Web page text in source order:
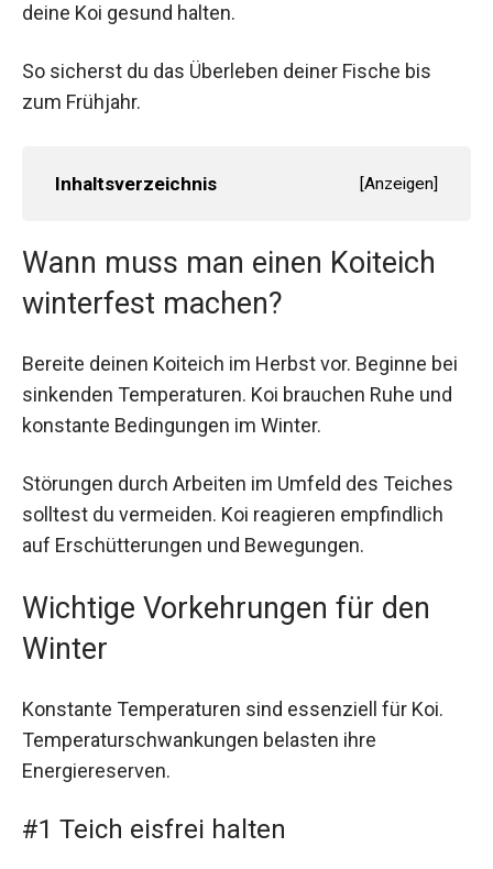
deine Koi gesund halten.
So sicherst du das Überleben deiner Fische bis
zum Frühjahr.
Inhaltsverzeichnis [Anzeigen]
Wann muss man einen Koiteich
winterfest machen?
Bereite deinen Koiteich im Herbst vor. Beginne bei
sinkenden Temperaturen. Koi brauchen Ruhe und
konstante Bedingungen im Winter.
Störungen durch Arbeiten im Umfeld des Teiches
solltest du vermeiden. Koi reagieren empfindlich
auf Erschütterungen und Bewegungen.
Wichtige Vorkehrungen für den
Winter
Konstante Temperaturen sind essenziell für Koi.
Temperaturschwankungen belasten ihre
Energiereserven.
#1 Teich eisfrei halten